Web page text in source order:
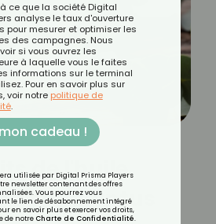
de l'huile
d'eucalyptus
ce que la société Digital
analyse le taux d'ouverture
pour mesurer et optimiser les
des campagnes. Nous
si vous ouvrez les
à laquelle vous le faites
informations sur le terminal
Pour en savoir plus sur
voir notre politique de
.
cadeau !
utilisée par Digital Prisma Players
newsletter contenant des offres
Vous pourrez vous
le lien de désabonnement intégré
en savoir plus et exercer vos droits,
de notre Charte de Confidentialité.